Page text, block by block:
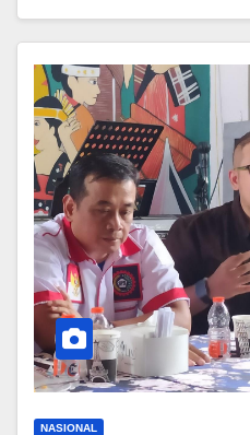
NASIONAL